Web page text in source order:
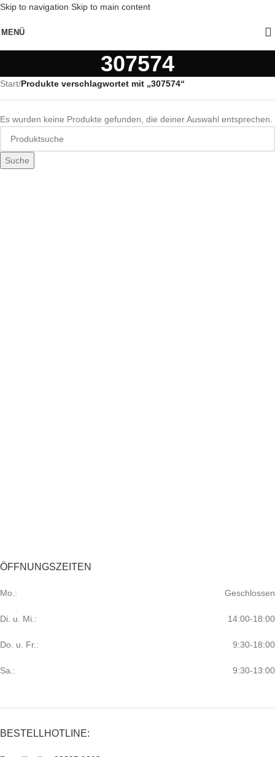
Skip to navigation Skip to main content
MENÜ
307574
Start/Produkte verschlagwortet mit „307574“
Es wurden keine Produkte gefunden, die deiner Auswahl entsprechen.
Suche
ÖFFNUNGSZEITEN
Mo.: Geschlossen
Di. u. Mi.: 14:00-18:00
Do. u. Fr.: 9:30-18:00
Sa.: 9:30-13:00
BESTELLHOTLINE: